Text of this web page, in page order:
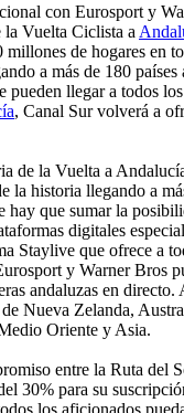
con Eurosport y
la Vuelta Ciclista a
millones de hogares en
a más de 180 países
pueden llegar a todos
, Canal Sur volverá a
de la Vuelta a
la historia llegando a
hay que sumar la
digitales
Staylive que ofrece a
y Warner Bros
andaluzas en directo.
Nueva Zelanda,
Oriente y Asia.
entre la Ruta del
30% para su
los aficionados